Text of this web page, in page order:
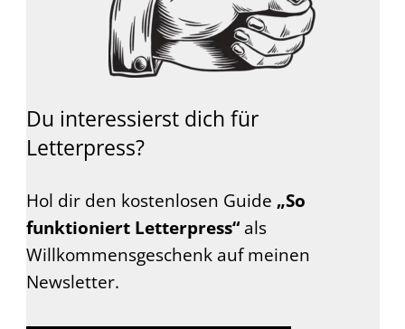
Du interessierst dich für
Letterpress?
Hol dir den kostenlosen Guide „So
funktioniert Letterpress“als
Willkommensgeschenk auf meinen
Newsletter.